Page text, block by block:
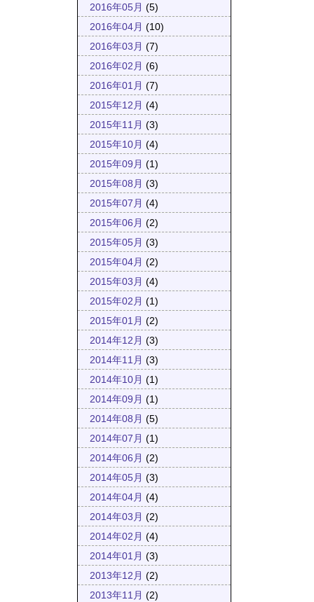
2016年05月 (5)
2016年04月 (10)
2016年03月 (7)
2016年02月 (6)
2016年01月 (7)
2015年12月 (4)
2015年11月 (3)
2015年10月 (4)
2015年09月 (1)
2015年08月 (3)
2015年07月 (4)
2015年06月 (2)
2015年05月 (3)
2015年04月 (2)
2015年03月 (4)
2015年02月 (1)
2015年01月 (2)
2014年12月 (3)
2014年11月 (3)
2014年10月 (1)
2014年09月 (1)
2014年08月 (5)
2014年07月 (1)
2014年06月 (2)
2014年05月 (3)
2014年04月 (4)
2014年03月 (2)
2014年02月 (4)
2014年01月 (3)
2013年12月 (2)
2013年11月 (2)